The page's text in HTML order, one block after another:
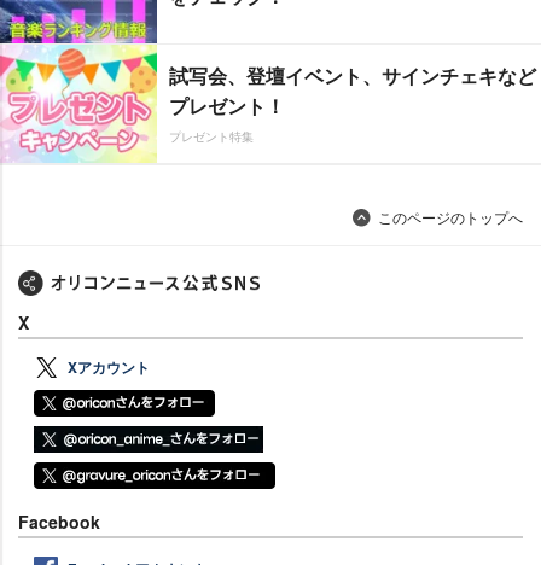
試写会、登壇イベント、サインチェキなど
プレゼント！
プレゼント特集
このページのトップへ
X
Xアカウント
Facebook